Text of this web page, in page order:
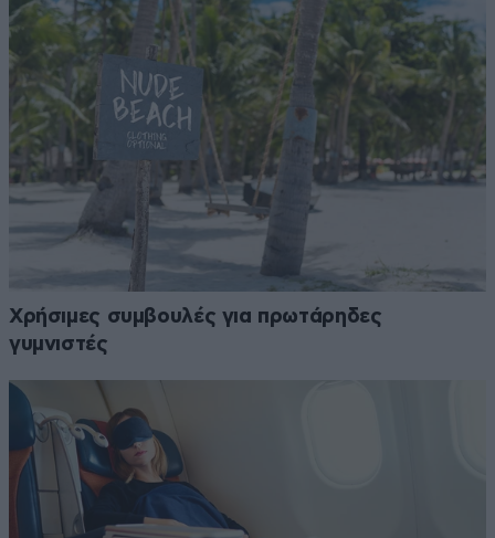
Χρήσιμες συμβουλές για πρωτάρηδες
γυμνιστές